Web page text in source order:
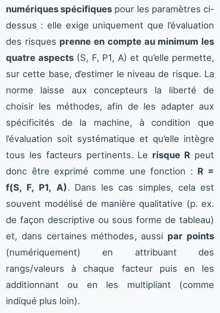
numériques spécifiques pour les paramètres ci-
dessus : elle exige uniquement que l’évaluation
des risques prenne en compte au minimum les
quatre aspects(S, F, P1, A) et qu’elle permette,
sur cette base, d’estimer le niveau de risque. La
norme laisse aux concepteurs la liberté de
choisir les méthodes, afin de les adapter aux
spécificités de la machine, à condition que
l’évaluation soit systématique et qu’elle intègre
tous les facteurs pertinents. Le risque R peut
donc être exprimé comme une fonction : R =
f(S, F, P1, A). Dans les cas simples, cela est
souvent modélisé de manière qualitative (p. ex.
de façon descriptive ou sous forme de tableau)
et, dans certaines méthodes, aussi par points
(numériquement) en attribuant des
rangs/valeurs à chaque facteur puis en les
additionnant ou en les multipliant (comme
indiqué plus loin).